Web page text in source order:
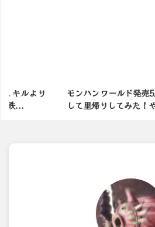
キルより
鉄...
モンハンワールド発売
して里帰りしてみた！